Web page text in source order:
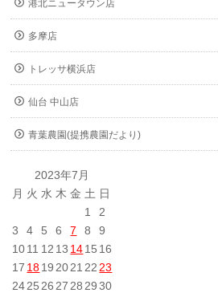
港北ニュータウン店
多摩店
トレッサ横浜店
仙台 中山店
青葉農園(提携農園だより)
2023年7月
月 火 水 木 金 土 日
1
2
3
4 5 6 7 8
9
1011 12 13 1415 16
17 1819 2021 22 23
2425 26 27 28 29 30